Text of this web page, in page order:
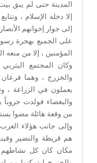
المدينة حتى لم يبق
إلا دخله الإسلام ،
إلى جوار إخوانهم
على الجميع بهجرة
المؤمنين ، إلا من منعه
وكان المجتمع
والخزرج ، وهما
يعملون في الزراعة ،
والبغضاء فولدت حروباً
من وقعة هائلة مضوا
وإلى جانب هؤلاء العرب
هم قريظة والنضير
مكان كان كل نشاطهم